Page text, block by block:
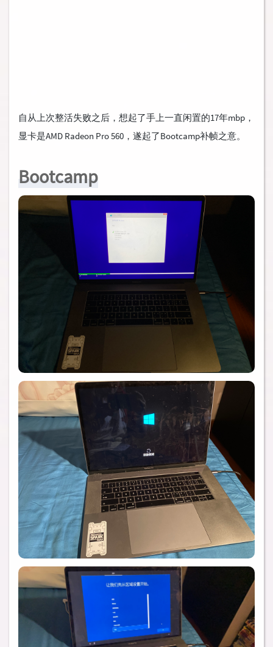
自从上次整活失败之后，想起了手上一直闲置的17年mbp，
显卡是AMD Radeon Pro 560，遂起了Bootcamp补帧之意。
Bootcamp